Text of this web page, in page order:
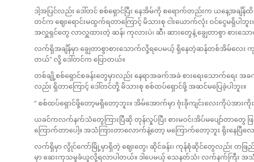
ဒါ့အပြင်လည်း ဒေါ်တင် စစ်ရှောင်ပြီး နေအိမ်ကို စရောက်တည်းက ယနေ့အချိ
တင်က ဈေးရောင်းမထွက်ရတာကြောင့် မိသားစု ငါးယောက်လုံး ဝင်ငွေမရှိပါဘူ
အလှူရှင်တွေ လာလှူထားတဲ့ ဆန်၊ ကုလားပဲ၊ ဆီ၊ ဆားတွေနဲ့ ချွေတာစွာ စားသော
လက်ရှိအချိန်မှာ ချွေတာစွာစားသောက်လို့ရပေမယ့် ရှိနေတဲ့ဆန်တစ်အိမ်လေး ကု
တယ်” လို့ ဒေါ်တင်က ပြောတယ်။
တစ်ချို့စစ်ရှောင်စခန်းတွေမှာလည်း နေရာအခက်အခဲ စားရေးသောက်ရေ
လည်း ရှိတာကြောင့် ဒေါ်တင်တို့ မိသားစု စစ်ထပ်‌ရှောင်ဖို့ အဆင်မပြေခဲ့ပါဘူး။
“ စစ်ထပ်ရှောင်ဖို့တော့မရှိတော့ဘူး။ အိမ်အောက်မှာ ဗုံးခိုကျင်းလေးကိုပဲအားကိုးပ
ယခင်ကလက်နက်သံတွေကြားပြီဆို တုန်လှုပ်ပြီး စားမဝင်၊အိပ်မပျော်တာတွေ ဖ
ကြောက်တာပေါ့။ အသံကြားတာလောက်နဲ့တော့ မကြောက်တော့ဘူး ရိုးနေပြီ
လက်ရှိမှာ လွိုင်ကော်မြို့မှာရှိတဲ့ ဈေးတွေ၊ ဆိုင်ခန်း၊ ကုန်စုံဆိုင်တွေလည်း တဖြည်း
မှာ ဆေးကုသမှုခံယူလို့ရလာပါတယ်။ ဒါပေမယ့် သေနတ်သံ၊ လက်နက်ကြီး အသံ